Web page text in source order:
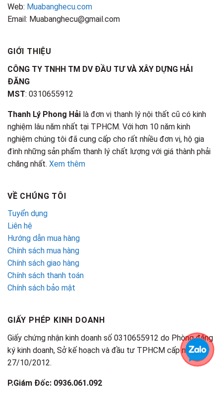
Web: Muabanghecu.com
Email: Muabanghecu@gmail.com
GIỚI THIỆU
CÔNG TY TNHH TM DV ĐẦU TƯ VÀ XÂY DỰNG HẢI
ĐĂNG
MST: 0310655912
Thanh Lý Phong Hải là đơn vị thanh lý nội thất cũ có kinh
nghiệm lâu năm nhất tại TPHCM. Với hơn 10 năm kinh
nghiệm chúng tôi đã cung cấp cho rất nhiều đơn vị, hộ gia
đình những sản phẩm thanh lý chất lượng với giá thành phải
chăng nhất. Xem thêm
VỀ CHÚNG TÔI
Tuyển dụng
Liên hệ
Hướng dẫn mua hàng
Chính sách mua hàng
Chính sách giao hàng
Chính sách thanh toán
Chính sách bảo mật
GIẤY PHÉP KINH DOANH
Giấy chứng nhận kinh doanh số 0310655912 do Phòng đăng
ký kinh doanh, Sở kế hoạch và đầu tư TPHCM cấp ngày
27/10/2012.
P.Giám Đốc: 0936.061.092